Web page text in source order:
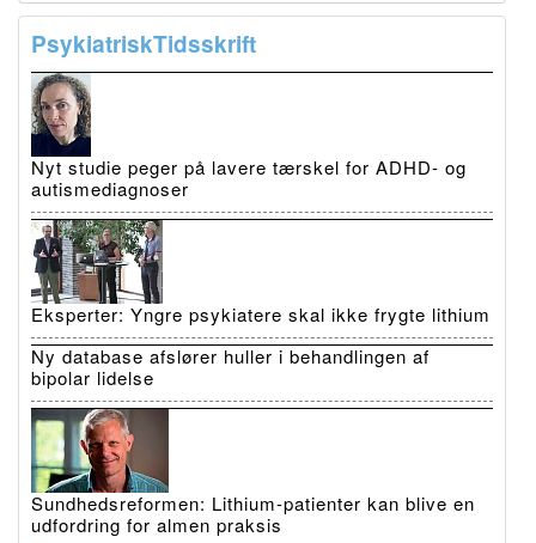
PsykiatriskTidsskrift
Nyt studie peger på lavere tærskel for ADHD- og
autismediagnoser
Eksperter: Yngre psykiatere skal ikke frygte lithium
Ny database afslører huller i behandlingen af
bipolar lidelse
Sundhedsreformen: Lithium-patienter kan blive en
udfordring for almen praksis